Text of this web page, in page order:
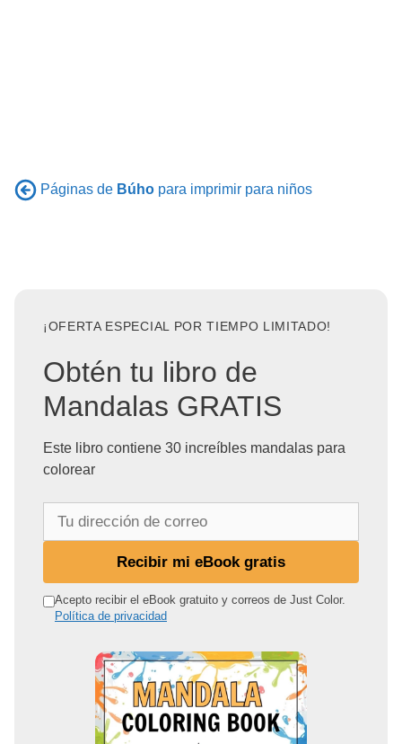
Páginas de Búho para imprimir para niños
¡OFERTA ESPECIAL POR TIEMPO LIMITADO!
Obtén tu libro de
Mandalas GRATIS
Este libro contiene 30 increíbles mandalas para
colorear
r
Recibir mi eBook gratis
Acepto recibir el eBook gratuito y correos de Just Color.
Política de privacidad